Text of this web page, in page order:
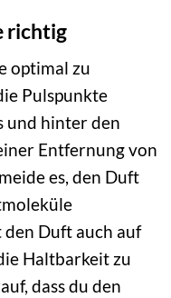
richtig
optimal zu
Pulspunkte
und hinter den
Entfernung von
es, den Duft
den Duft auch auf
Haltbarkeit zu
dass du den